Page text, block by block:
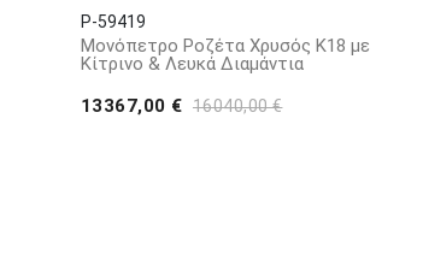
P-59419
Μονόπετρο Ροζέτα Χρυσός Κ18 με
Κίτρινο & Λευκά Διαμάντια
13367,00 € 16040,00 €